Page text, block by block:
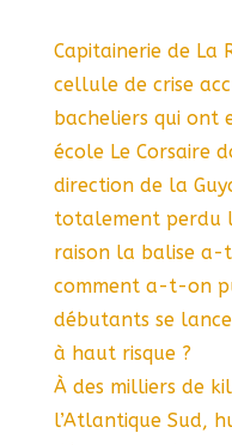
Capitainerie de La
cellule de crise
bacheliers qui ont
école Le Corsaire
direction de la
totalement perdu
raison la balise a-
comment a-t-on
débutants se
à haut risque ?
À des milliers de
l’Atlantique Sud,